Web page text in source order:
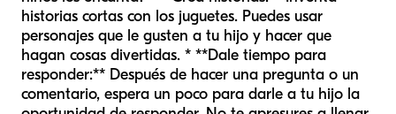
historias cortas con los juguetes. Puedes usar
personajes que le gusten a tu hijo y hacer que
hagan cosas divertidas. * **Dale tiempo para
responder:** Después de hacer una pregunta o un
comentario, espera un poco para darle a tu hijo la